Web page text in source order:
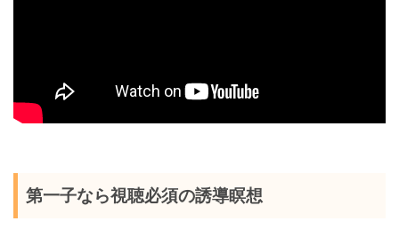
第一子なら視聴必須の誘導瞑想